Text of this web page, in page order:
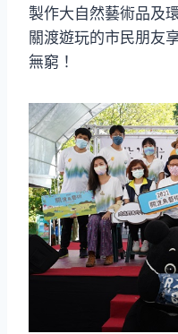
製作大自然藝術品及
關渡遊玩的市民朋友
無窮！